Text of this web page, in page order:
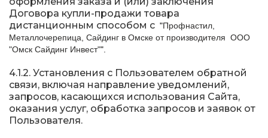
Договора купли-продажи товара
дистанционным способом с "Профнастил,
Металлочерепица, Сайдинг в Омске от производителя ООО
"Омск Сайдинг Инвест"".
4.1.2. Установления с Пользователем обратной
связи, включая направление уведомлений,
запросов, касающихся использования Сайта,
оказания услуг, обработка запросов и заявок от
Пользователя.